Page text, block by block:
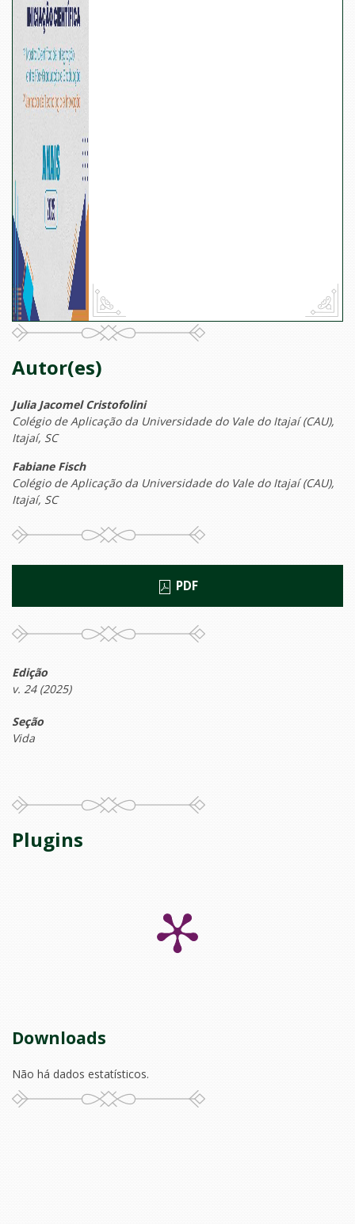
Autor(es)
Julia Jacomel Cristofolini
Colégio de Aplicação da Universidade do Vale do Itajaí (CAU),
Itajaí, SC
Fabiane Fisch
Colégio de Aplicação da Universidade do Vale do Itajaí (CAU),
Itajaí, SC
PDF
Edição
v. 24 (2025)
Seção
Vida
Plugins
Downloads
Não há dados estatísticos.